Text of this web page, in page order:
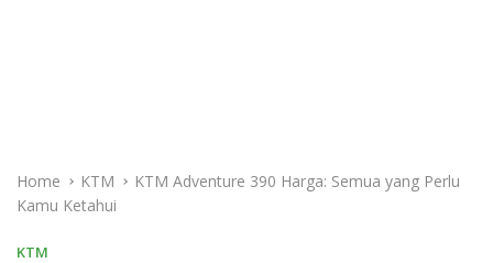
Home KTM
KTM Adventure 390 Harga: Semua yang Perlu
Kamu Ketahui
KTM